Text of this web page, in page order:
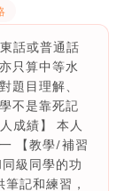
話或普通話
只算中等水
題目理解、
不是靠死記
成績】 本人
【教學/補習
級同學的功
記和練習，